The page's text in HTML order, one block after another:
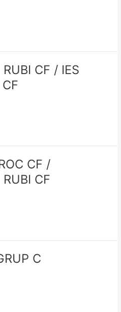
CF / IES
CF /
CF
C